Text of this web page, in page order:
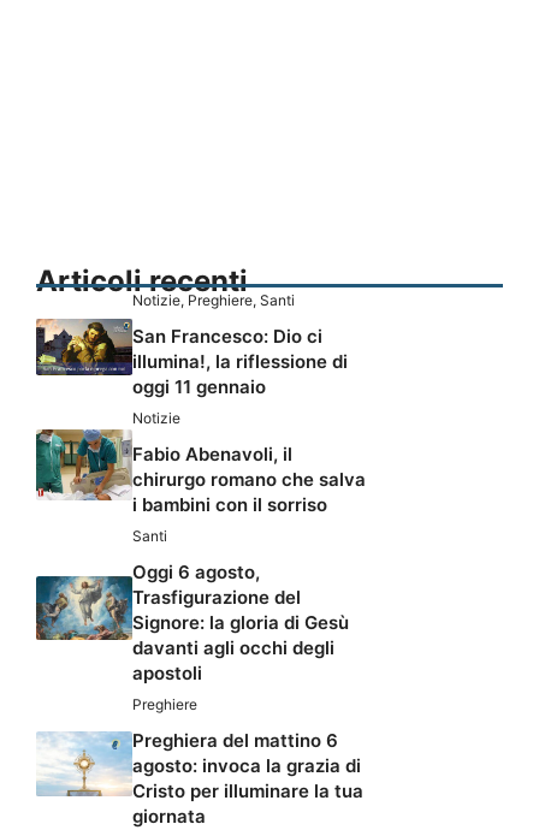
Articoli recenti
Notizie, Preghiere, Santi
San Francesco: Dio ci
illumina!, la riflessione di
oggi 11 gennaio
Notizie
Fabio Abenavoli, il
chirurgo romano che salva
i bambini con il sorriso
Santi
Oggi 6 agosto,
Trasfigurazione del
Signore: la gloria di Gesù
davanti agli occhi degli
apostoli
Preghiere
Preghiera del mattino 6
agosto: invoca la grazia di
Cristo per illuminare la tua
giornata